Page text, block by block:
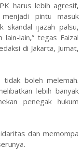
harus lebih agresif,
pintu masuk
skandal ijazah palsu,
lain,” tegas Faizal
di Jakarta, Jumat,
tidak boleh melemah.
lebih banyak
penegak hukum
dan memompa